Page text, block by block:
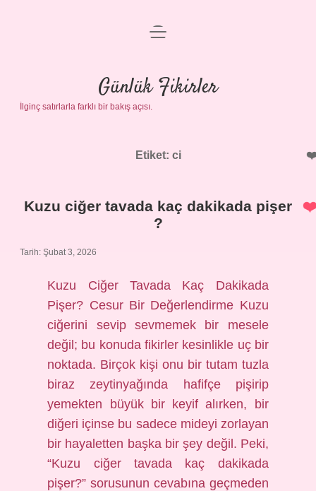
Anasayfa
Gizlilik Politikası
Yasal Uyarı
menüyü
Günlük Fikirler
İlginç satırlarla farklı bir bakış açısı.
Etiket: ci
Kuzu ciğer tavada kaç dakikada pişer
?
Tarih: Şubat 3, 2026
Kuzu Ciğer Tavada Kaç Dakikada
Pişer? Cesur Bir Değerlendirme Kuzu
ciğerini sevip sevmemek bir mesele
değil; bu konuda fikirler kesinlikle uç bir
noktada. Birçok kişi onu bir tutam tuzla
biraz zeytinyağında hafifçe pişirip
yemekten büyük bir keyif alırken, bir
diğeri içinse bu sadece mideyi zorlayan
bir hayaletten başka bir şey değil. Peki,
“Kuzu ciğer tavada kaç dakikada
pişer?” sorusunun cevabına geçmeden